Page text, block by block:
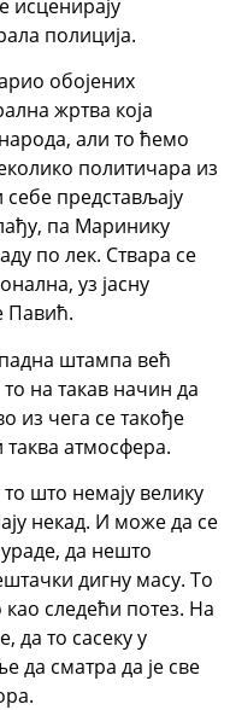
исценирају
полиција.
обојених
жртва која
али то ћемо
политичара из
себе представљају
па Маринику
по лек. Ствара се
уз јасну
Павић.
штампа већ
на такав начин да
из чега се такође
атмосфера.
што немају велику
некад. И може да се
да нешто
дигну масу. То
следећи потез. На
да то сасеку у
да сматра да је све